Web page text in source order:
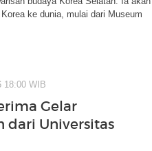
ke dunia, mulai dari Museum
18:00 WIB
Gelar
dari Universitas